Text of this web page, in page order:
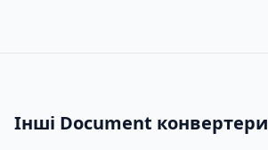
Інші Document конвертери